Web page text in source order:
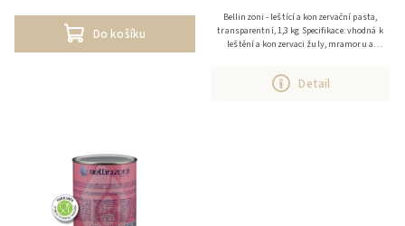
Do košíku
Detail
Bellinzoni - leštící a konzervační pasta,
transparentní, 1,3 kg Specifikace: vhodná k
leštění a konzervaci žuly, mramoru a
mramor, žula,...